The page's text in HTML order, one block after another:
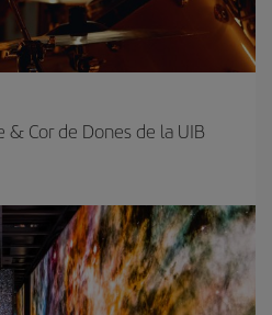
& Cor de Dones de la UIB